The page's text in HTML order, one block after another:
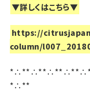
▼詳しくはこちら▼
https://
column/
*∴**